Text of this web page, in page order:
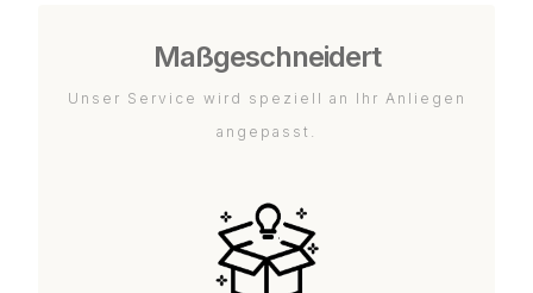
Maßgeschneidert
Unser Service wird speziell an Ihr Anliegen
angepasst.